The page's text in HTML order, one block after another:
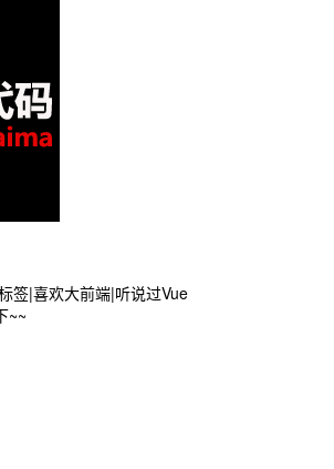
签|喜欢大前端|听说过Vue
~~